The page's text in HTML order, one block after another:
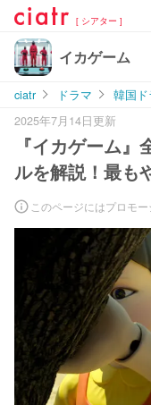
[ シアター ]
イカゲーム
ciatr ドラマ 韓国ド
2025年7月14日更新
『イカゲーム
ルを解説！最も
このページにはプロモ